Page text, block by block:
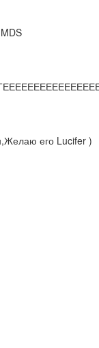
его Lucifer )